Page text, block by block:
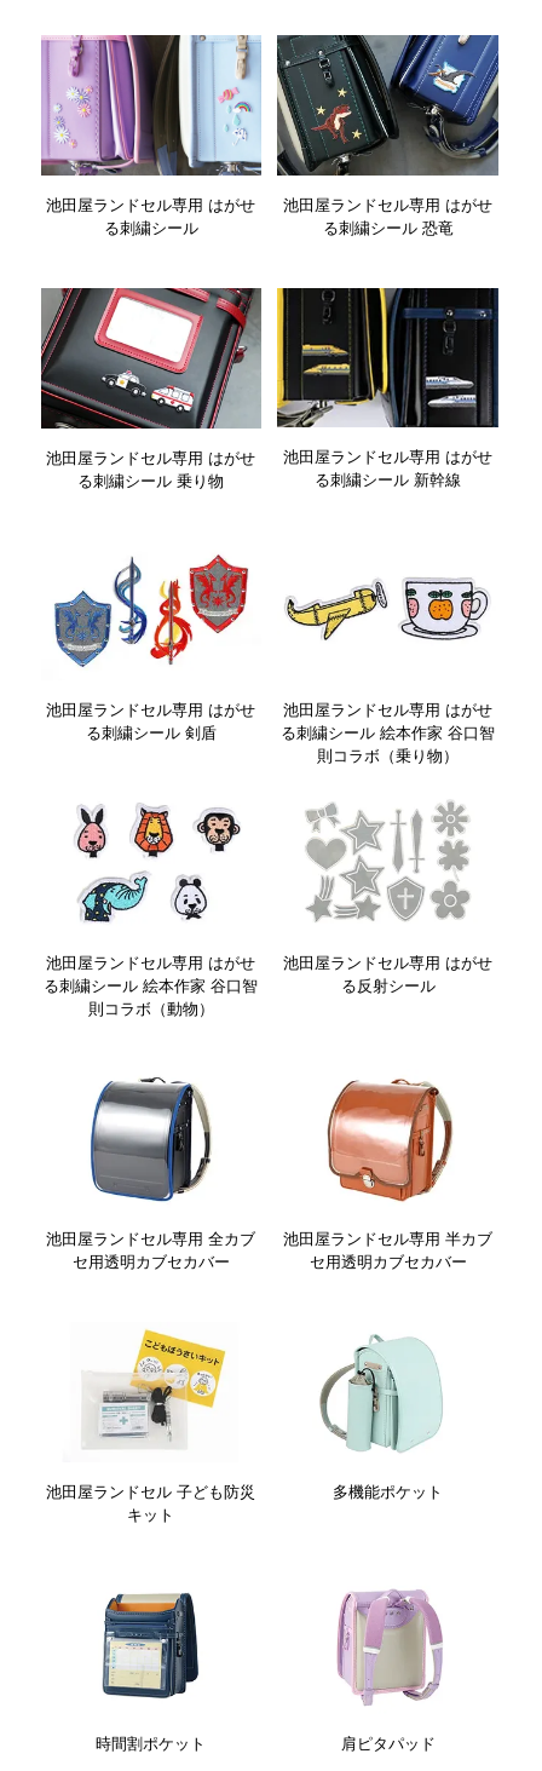
池田屋ランドセル専用 はがせ
る刺繍シール
池田屋ランドセル専用 はがせ
る刺繍シール 恐竜
池田屋ランドセル専用 はがせ
る刺繍シール 乗り物
池田屋ランドセル専用 はがせ
る刺繍シール 新幹線
池田屋ランドセル専用 はがせ
る刺繍シール 剣盾
池田屋ランドセル専用 はがせ
る刺繍シール 絵本作家 谷口智
則コラボ（乗り物）
池田屋ランドセル専用 はがせ
る刺繍シール 絵本作家 谷口智
則コラボ（動物）
池田屋ランドセル専用 はがせ
る反射シール
池田屋ランドセル専用 全カブ
セ用透明カブセカバー
池田屋ランドセル専用 半カブ
セ用透明カブセカバー
池田屋ランドセル 子ども防災
キット
多機能ポケット
時間割ポケット 肩ピタパッド